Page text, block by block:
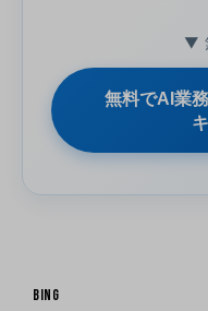
▼
無料でAI業
Bing